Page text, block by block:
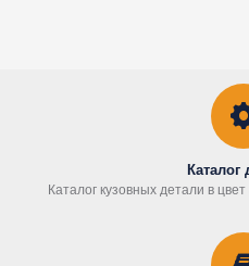
Каталог
Каталог кузовных детали в